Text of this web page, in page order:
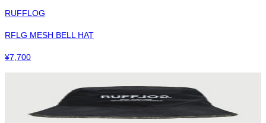
RUFFLOG
RFLG MESH BELL HAT
¥7,700